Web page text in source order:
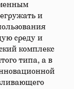
и
среду и
комплекс
типа, а в